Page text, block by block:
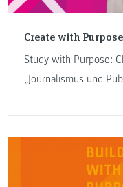
Create with
Study with Purpose:
„Journalismus und